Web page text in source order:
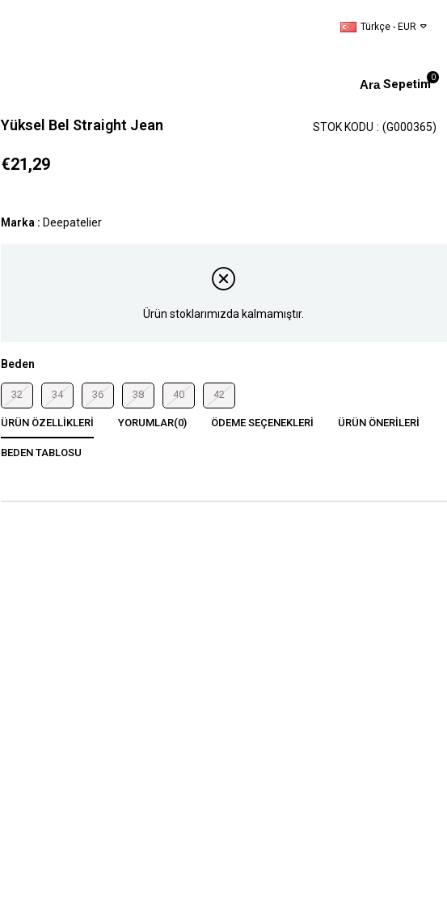
Türkçe - EUR
Sepetim0
Yüksel Bel Straight Jean (G000365)
STOK KODU
€21,29
Marka : Deepatelier
Ürün stoklarımızda kalmamıştır.
Beden
32 34 36 38 40 42
ÜRÜN ÖZELLIKLERI YORUMLAR(0) ÖDEME SEÇENEKLERI ÜRÜN ÖNERILERI
BEDEN TABLOSU